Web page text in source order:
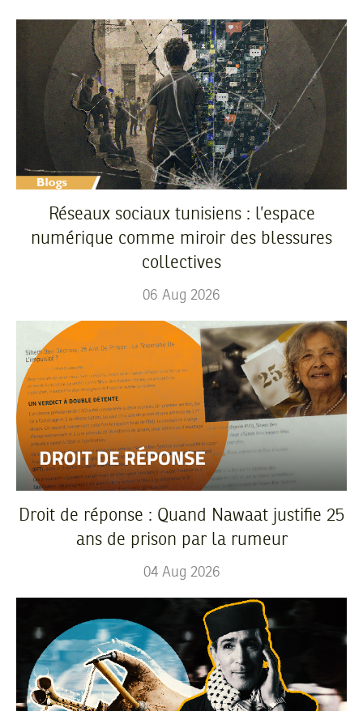
Réseaux sociaux tunisiens : l’espace
numérique comme miroir des blessures
collectives
06 Aug 2026
Droit de réponse : Quand Nawaat justifie 25
ans de prison par la rumeur
04 Aug 2026